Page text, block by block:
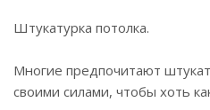
Штукатурка потолка.
Многие предпочитают
своими силами, чтобы хоть